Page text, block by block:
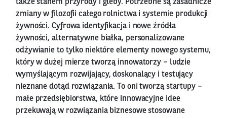
także stanem przyrody i gleby. Potrzebne są zasadnicze
zmiany w filozofii całego rolnictwa i systemie produkcji
żywności. Cyfrowa identyfikacja i nowe źródła
żywności, alternatywne białka, personalizowane
odżywianie to tylko niektóre elementy nowego systemu,
który w dużej mierze tworzą innowatorzy – ludzie
wymyślającym rozwijający, doskonalący i testujący
nieznane dotąd rozwiązania. To oni tworzą startupy –
małe przedsiębiorstwa, które innowacyjne idee
przekuwają w rozwiązania biznesowe stosowane